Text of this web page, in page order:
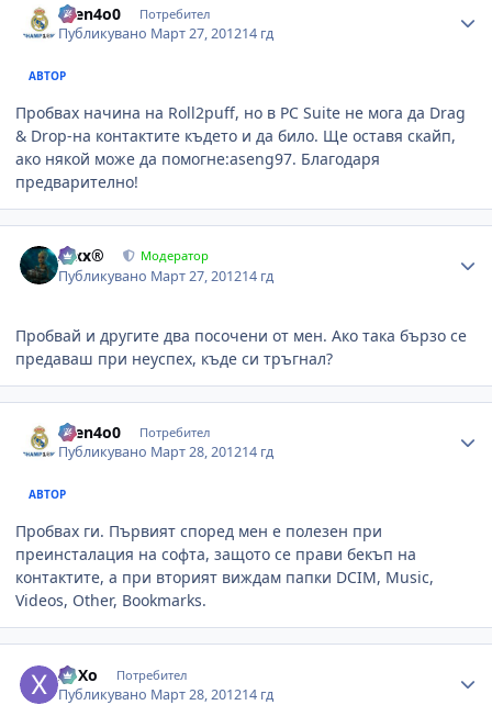
asen4o0 Потребител
Публикувано Март 27, 201214 гд
АВТОР
Пробвах начина на Roll2puff, но в PC Suite не мога да Drag
& Drop-на контактите където и да било. Ще оставя скайп,
ако някой може да помогне:aseng97. Благодаря
предварително!
Alxx® Модератор
Публикувано Март 27, 201214 гд
Пробвай и другите два посочени от мен. Ако така бързо се
предаваш при неуспех, къде си тръгнал?
asen4o0 Потребител
Публикувано Март 28, 201214 гд
АВТОР
Пробвах ги. Първият според мен е полезен при
преинсталация на софта, защото се прави бекъп на
контактите, а при вторият виждам папки DCIM, Music,
Videos, Other, Bookmarks.
XoXo Потребител
Публикувано Март 28, 201214 гд